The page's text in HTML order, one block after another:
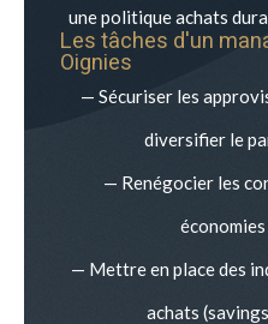
une politique achats
Les tâches d'un
Oignies
— Sécuriser les
diversifier le
— Renégocier les
— Mettre en place des
achats